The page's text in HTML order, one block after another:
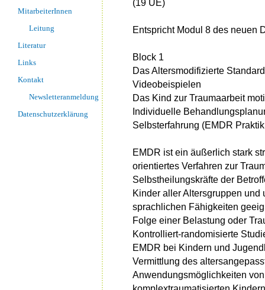
(19 UE)
Entspricht Modul 8 des neuen
Block 1
Das Altersmodifizierte
Videobeispielen
Das Kind zur Traumaarbeit
Individuelle
Selbsterfahrung (EMDR
EMDR ist ein äußerlich stark
orientiertes Verfahren zur
Selbstheilungskräfte der
Kinder aller Altersgruppen
sprachlichen Fähigkeiten
Folge einer Belastung oder
Kontrolliert-randomisierte
EMDR bei Kindern und
Vermittlung des
Anwendungsmöglichkeiten
MitarbeiterInnen
Leitung
Literatur
Links
Kontakt
Newsletteranmeldung
Datenschutzerklärung